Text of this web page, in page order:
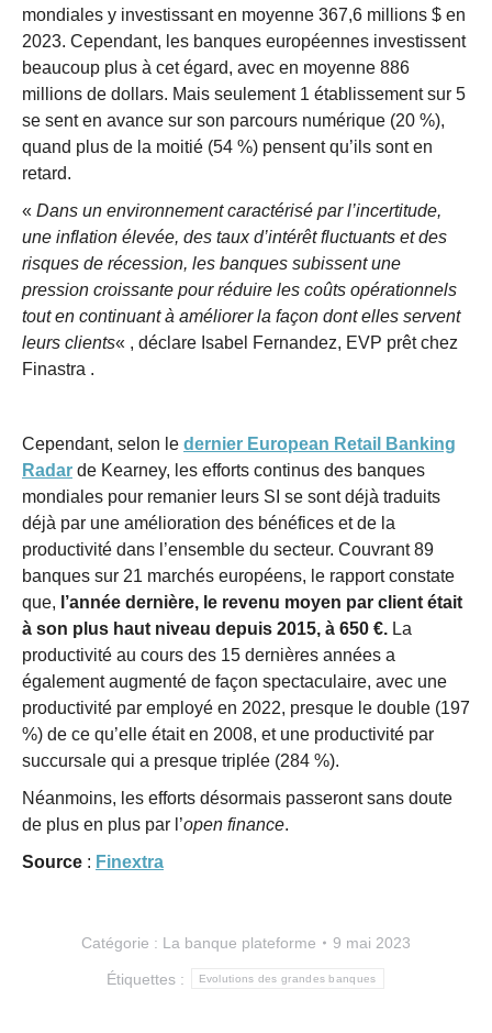
mondiales y investissant en moyenne 367,6 millions $ en
2023. Cependant, les banques européennes investissent
beaucoup plus à cet égard, avec en moyenne 886
millions de dollars. Mais seulement 1 établissement sur 5
se sent en avance sur son parcours numérique (20 %),
quand plus de la moitié (54 %) pensent qu’ils sont en
retard.
« Dans un environnement caractérisé par l’incertitude,
une inflation élevée, des taux d’intérêt fluctuants et des
risques de récession, les banques subissent une
pression croissante pour réduire les coûts opérationnels
tout en continuant à améliorer la façon dont elles servent
leurs clients« , déclare Isabel Fernandez, EVP prêt chez
Finastra .
Cependant, selon le dernier European Retail Banking
Radar de Kearney, les efforts continus des banques
mondiales pour remanier leurs SI se sont déjà traduits
déjà par une amélioration des bénéfices et de la
productivité dans l’ensemble du secteur. Couvrant 89
banques sur 21 marchés européens, le rapport constate
que, l’année dernière, le revenu moyen par client était
à son plus haut niveau depuis 2015, à 650 €. La
productivité au cours des 15 dernières années a
également augmenté de façon spectaculaire, avec une
productivité par employé en 2022, presque le double (197
%) de ce qu’elle était en 2008, et une productivité par
succursale qui a presque triplée (284 %).
Néanmoins, les efforts désormais passeront sans doute
de plus en plus par l’open finance.
Source : Finextra
Catégorie : La banque plateforme 9 mai 2023
Étiquettes : Evolutions des grandes banques